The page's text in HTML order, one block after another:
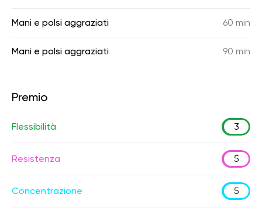
Mani e polsi aggraziati 60 min
Mani e polsi aggraziati 90 min
Premio
Flessibilità 3
Resistenza 5
Concentrazione 5